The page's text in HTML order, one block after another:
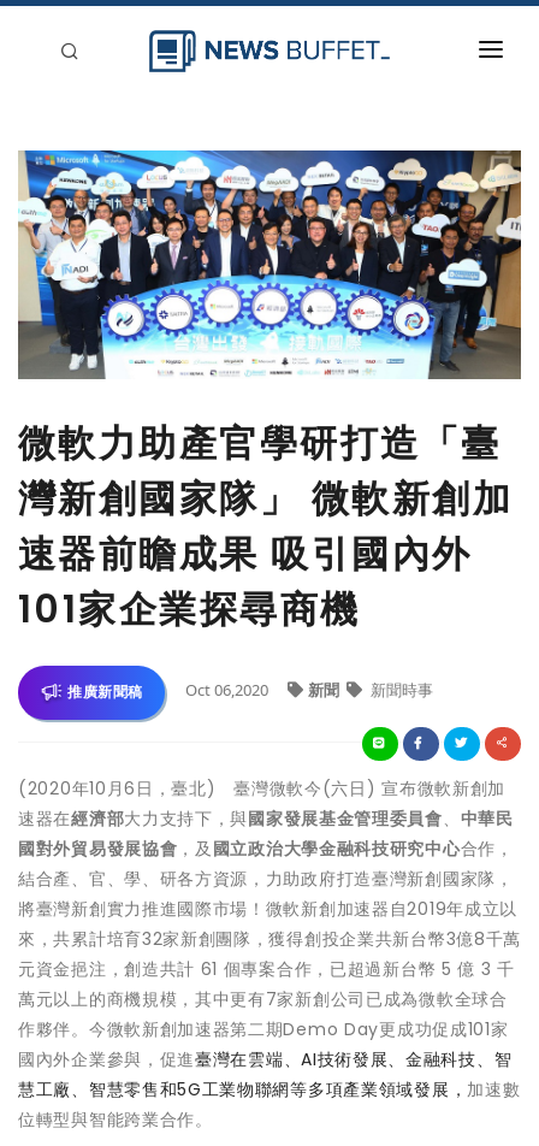
新聞稿分類
登入
刊登
微軟力助產官學研打造「臺
灣新創國家隊」 微軟新創加
速器前瞻成果 吸引國內外
101家企業探尋商機
推廣新聞稿 Oct 06,2020 新聞 新聞時事
(2020年10月6日，臺北) 臺灣微軟今(六日) 宣布微軟新創加
速器在經濟部大力支持下，與國家發展基金管理委員會、 中華民
國對外貿易發展協會 ，及國立政治大學金融科技研究中心合作，
結合產、官、學、研各方資源，力助政府打造臺灣新創國家隊，
將臺灣新創實力推進國際市場！微軟新創加速器自2019年成立以
來，共累計培育32家新創團隊，獲得創投企業共新台幣3億8千萬
元資金挹注，創造共計 61 個專案合作，已超過新台幣 5 億 3 千
萬元以上的商機規模，其中更有7家新創公司已成為微軟全球合
作夥伴。今微軟新創加速器第二期Demo Day更成功促成101家
國內外企業參與，促進臺灣在雲端、AI技術發展、金融科技、智
慧工廠、智慧零售和5G工業物聯網等多項產業領域發展，加速數
位轉型與智能跨業合作。